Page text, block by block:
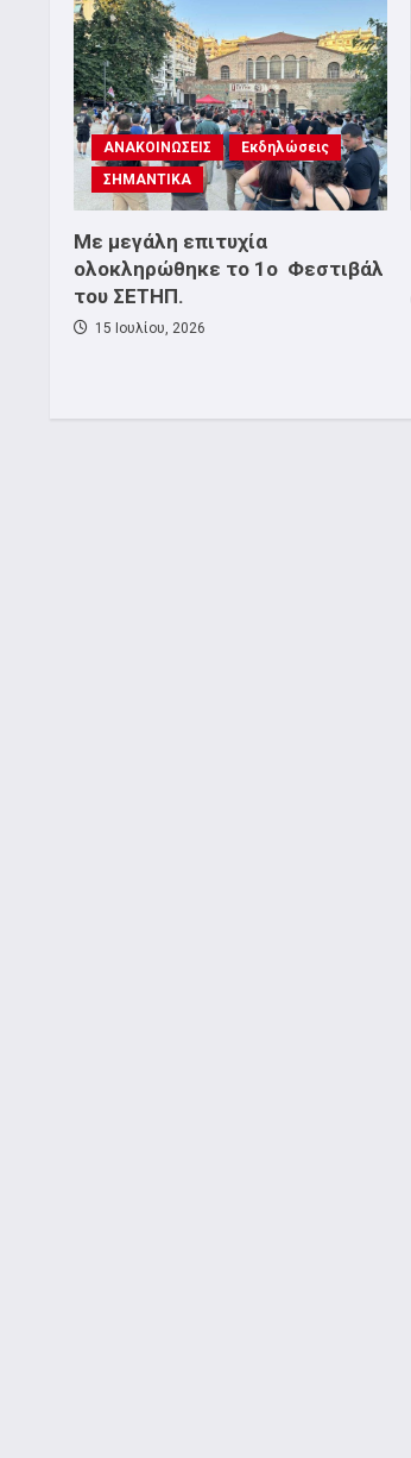
ΑΝΑΚΟΙΝΩΣΕΙΣ
Εκδηλώσεις
ΣΗΜΑΝΤΙΚΑ
Με μεγάλη επιτυχία
ολοκληρώθηκε το 1ο Φεστιβάλ
του ΣΕΤΗΠ.
15 Ιουλίου, 2026